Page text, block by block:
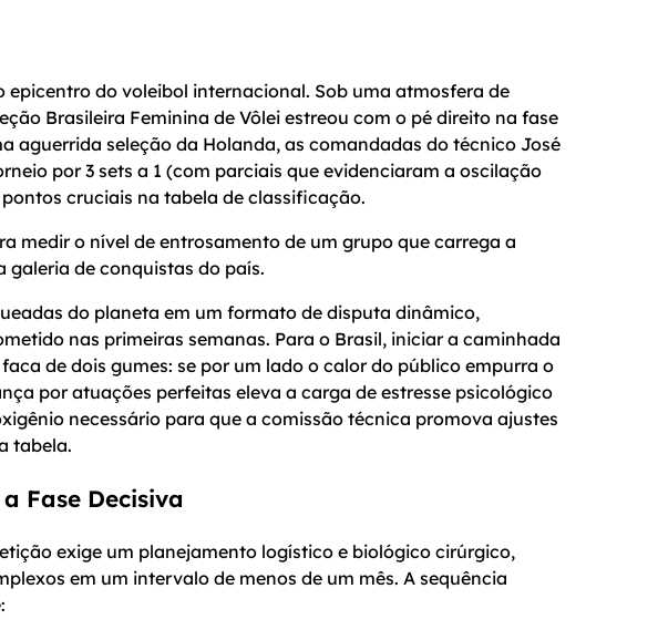
epicentro do voleibol internacional. Sob uma atmosfera de
Brasileira Feminina de Vôlei estreou com o pé direito na fase
aguerrida seleção da Holanda, as comandadas do técnico José
por 3 sets a 1 (com parciais que evidenciaram a oscilação
cruciais na tabela de classificação.
medir o nível de entrosamento de um grupo que carrega a
galeria de conquistas do país.
do planeta em um formato de disputa dinâmico,
nas primeiras semanas. Para o Brasil, iniciar a caminhada
de dois gumes: se por um lado o calor do público empurra o
por atuações perfeitas eleva a carga de estresse psicológico
necessário para que a comissão técnica promova ajustes
tabela.
Fase Decisiva
exige um planejamento logístico e biológico cirúrgico,
em um intervalo de menos de um mês. A sequência